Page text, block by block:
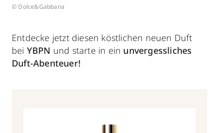
© Dolce&Gabbana
Entdecke jetzt diesen köstlichen neuen Duft
bei YBPN und starte in ein unvergessliches
Duft-Abenteuer!